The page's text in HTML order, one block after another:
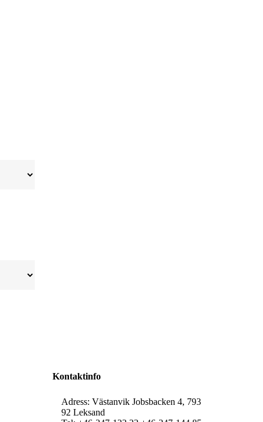
Kontaktinfo
Adress: Västanvik Jobsbacken 4, 793
92 Leksand